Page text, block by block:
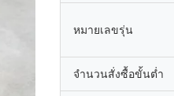
หมายเลขรุ่น
จำนวนสั่งซื้อขั้นต่ำ